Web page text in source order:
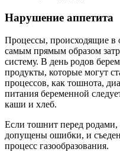
Нарушение аппетита
Процессы, происходящие в
самым прямым образом
систему. В день родов
продукты, которые могут
процессов, как тошнота,
питания беременной
каши и хлеб.
Если тошнит перед
допущены ошибки, и
процесс газообразования.